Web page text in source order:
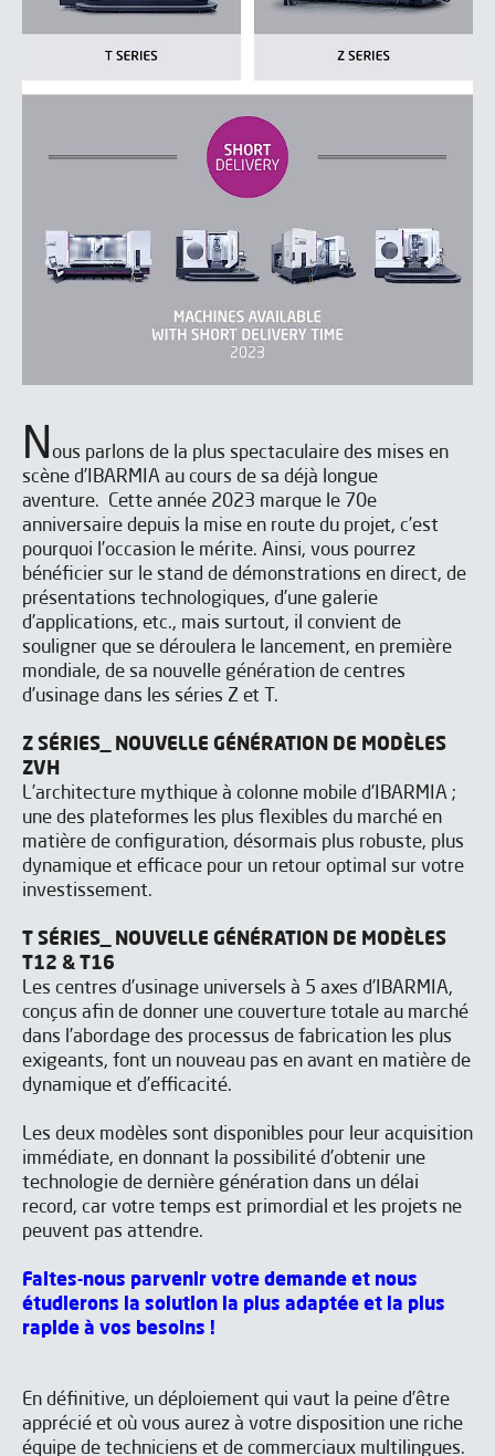
Nous parlons de la plus spectaculaire des mises en
scène d’IBARMIA au cours de sa déjà longue
aventure. Cette année 2023 marque le 70e
anniversaire depuis la mise en route du projet, c’est
pourquoi l’occasion le mérite. Ainsi, vous pourrez
bénéficier sur le stand de démonstrations en direct, de
présentations technologiques, d’une galerie
d’applications, etc., mais surtout, il convient de
souligner que se déroulera le lancement, en première
mondiale, de sa nouvelle génération de centres
d’usinage dans les séries Z et T.
Z SÉRIES_ NOUVELLE GÉNÉRATION DE MODÈLES
ZVH
L’architecture mythique à colonne mobile d’IBARMIA ;
une des plateformes les plus flexibles du marché en
matière de configuration, désormais plus robuste, plus
dynamique et efficace pour un retour optimal sur votre
investissement.
T SÉRIES_ NOUVELLE GÉNÉRATION DE MODÈLES
T12 & T16
Les centres d’usinage universels à 5 axes d’IBARMIA,
conçus afin de donner une couverture totale au marché
dans l’abordage des processus de fabrication les plus
exigeants, font un nouveau pas en avant en matière de
dynamique et d’efficacité.
Les deux modèles sont disponibles pour leur acquisition
immédiate, en donnant la possibilité d’obtenir une
technologie de dernière génération dans un délai
record, car votre temps est primordial et les projets ne
peuvent pas attendre.
Faites-nous parvenir votre demande et nous
étudierons la solution la plus adaptée et la plus
rapide à vos besoins !
En définitive, un déploiement qui vaut la peine d’être
apprécié et où vous aurez à votre disposition une riche
équipe de techniciens et de commerciaux multilingues.